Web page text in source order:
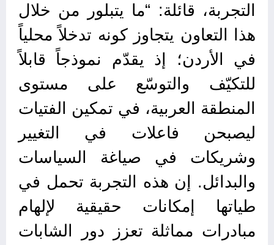
التجربة، قائلة: “ما يتبلور من خلال
هذا التعاون يتجاوز كونه تدخلاً محلياً
في الأردن؛ إذ يقدّم نموذجاً قابلاً
للتكيّف والتوسّع على مستوى
المنطقة العربية، في تمكين الفتيات
ليصبحن فاعلات في التغيير
وشريكات في صياغة السياسات
والبدائل. إن هذه التجربة تحمل في
طياتها إمكانات حقيقية لإلهام
مبادرات مماثلة تعزز دور الشابات